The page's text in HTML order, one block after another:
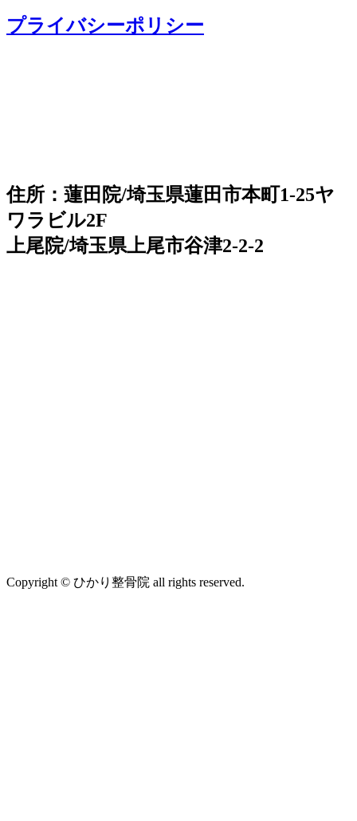
プライバシーポリシー
住所：蓮田院/埼玉県蓮田市本町1-25ヤ
ワラビル2F
上尾院/埼玉県上尾市谷津2-2-2
Copyright © ひかり整骨院 all rights reserved.